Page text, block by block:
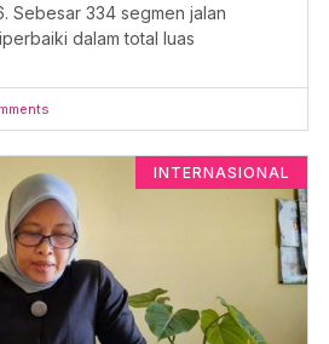
Sebesar 334 segmen jalan
dalam total luas
INTERNASIONAL